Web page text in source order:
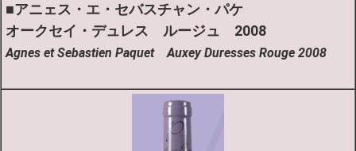
■アニェス・エ・ セバスチャン・パケ
オークセイ・デュレス ルージュ 2008
Agnes et Sebastien Paquet Auxey Duresses Rouge 2008